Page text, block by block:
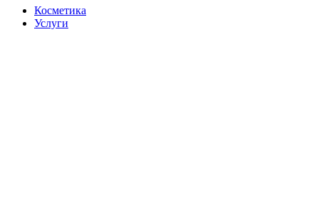
Косметика
Услуги